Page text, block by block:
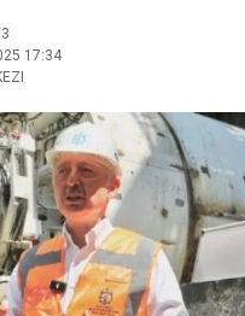
17:34